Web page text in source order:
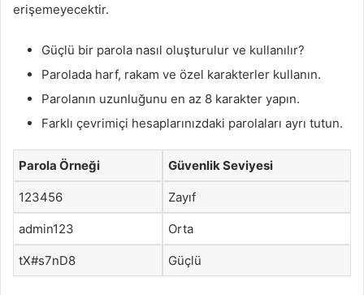
erişemeyecektir.
Güçlü bir parola nasıl oluşturulur ve kullanılır?
Parolada harf, rakam ve özel karakterler kullanın.
Parolanın uzunluğunu en az 8 karakter yapın.
Farklı çevrimiçi hesaplarınızdaki parolaları ayrı tutun.
Parola Örneği Güvenlik Seviyesi
123456 Zayıf
admin123 Orta
tX#s7nD8 Güçlü